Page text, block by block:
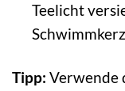
Teelicht
Tipp: Verwende